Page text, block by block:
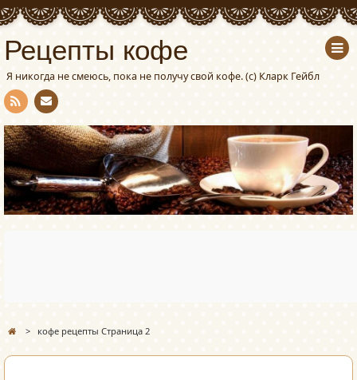
Рецепты кофе
Я никогда не смеюсь, пока не получу свой кофе. (с) Кларк Гейбл
RSS Con
tact
> кофе рецепты Страница 2